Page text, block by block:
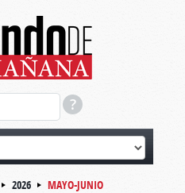
2026
MAYO-JUNIO